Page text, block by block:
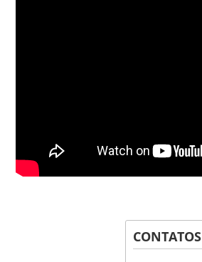
CONTATOS